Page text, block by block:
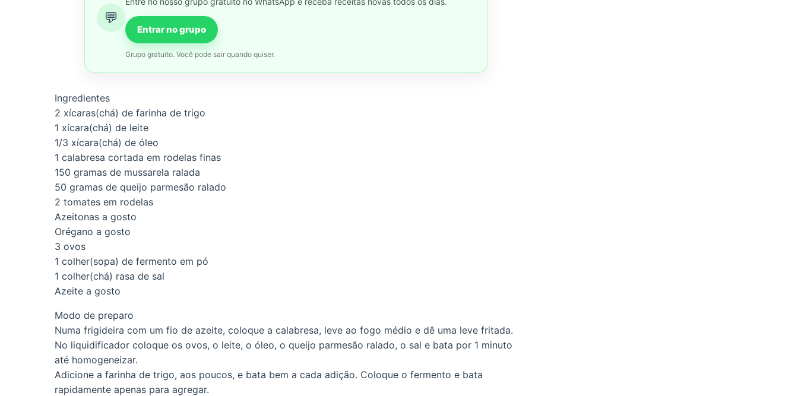
💬
Entrar no grupo
Grupo gratuito. Você pode sair quando quiser.
Ingredientes
2 xícaras(chá) de farinha de trigo
1 xícara(chá) de leite
1/3 xícara(chá) de óleo
1 calabresa cortada em rodelas finas
150 gramas de mussarela ralada
50 gramas de queijo parmesão ralado
2 tomates em rodelas
Azeitonas a gosto
Orégano a gosto
3 ovos
1 colher(sopa) de fermento em pó
1 colher(chá) rasa de sal
Azeite a gosto
Modo de preparo
Numa frigideira com um fio de azeite, coloque a calabresa, leve ao fogo médio e dê uma leve fritada.
No liquidificador coloque os ovos, o leite, o óleo, o queijo parmesão ralado, o sal e bata por 1 minuto
até homogeneizar.
Adicione a farinha de trigo, aos poucos, e bata bem a cada adição. Coloque o fermento e bata
rapidamente apenas para agregar.